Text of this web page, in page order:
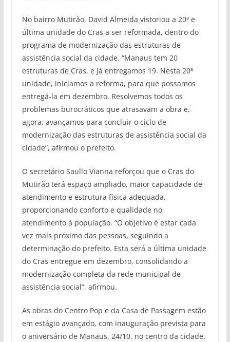
No bairro Mutirão, David Almeida vistoriou a 20ª e
última unidade do Cras a ser reformada, dentro do
programa de modernização das estruturas de
assistência social da cidade. “Manaus tem 20
estruturas de Cras, e já entregamos 19. Nesta 20ª
unidade, iniciamos a reforma, para que possamos
entregá-la em dezembro. Resolvemos todos os
problemas burocráticos que atrasavam a obra e,
agora, avançamos para concluir o ciclo de
modernização das estruturas de assistência social da
cidade”, afirmou o prefeito.
O secretário Saullo Vianna reforçou que o Cras do
Mutirão terá espaço ampliado, maior capacidade de
atendimento e estrutura física adequada,
proporcionando conforto e qualidade no
atendimento à população. “O objetivo é estar cada
vez mais próximo das pessoas, seguindo a
determinação do prefeito. Esta será a última unidade
do Cras entregue em dezembro, consolidando a
modernização completa da rede municipal de
assistência social”, afirmou.
As obras do Centro Pop e da Casa de Passagem estão
em estágio avançado, com inauguração prevista para
o aniversário de Manaus, 24/10, no centro da cidade.